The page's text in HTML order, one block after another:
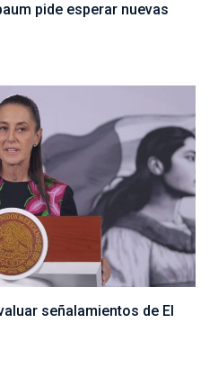
pide esperar nuevas
señalamientos de El